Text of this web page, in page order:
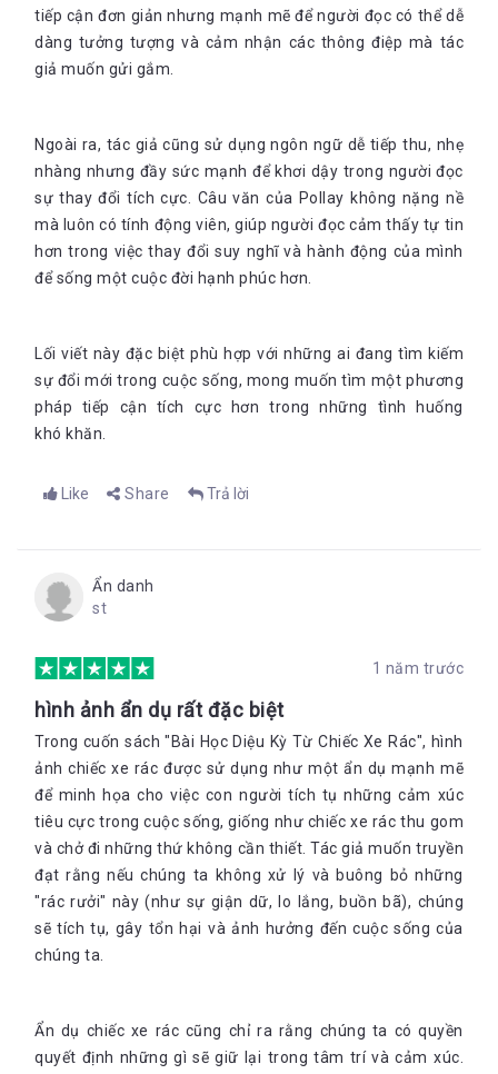
tiếp cận đơn giản nhưng mạnh mẽ để người đọc có thể dễ
dàng tưởng tượng và cảm nhận các thông điệp mà tác
giả muốn gửi gắm.
Ngoài ra, tác giả cũng sử dụng ngôn ngữ dễ tiếp thu, nhẹ
nhàng nhưng đầy sức mạnh để khơi dậy trong người đọc
sự thay đổi tích cực. Câu văn của Pollay không nặng nề
mà luôn có tính động viên, giúp người đọc cảm thấy tự tin
hơn trong việc thay đổi suy nghĩ và hành động của mình
để sống một cuộc đời hạnh phúc hơn.
Lối viết này đặc biệt phù hợp với những ai đang tìm kiếm
sự đổi mới trong cuộc sống, mong muốn tìm một phương
pháp tiếp cận tích cực hơn trong những tình huống
khó khăn.
Like Share Trả lời
Ẩn danh
st
1 năm trước
hình ảnh ẩn dụ rất đặc biệt
Trong cuốn sách "Bài Học Diệu Kỳ Từ Chiếc Xe Rác", hình
ảnh chiếc xe rác được sử dụng như một ẩn dụ mạnh mẽ
để minh họa cho việc con người tích tụ những cảm xúc
tiêu cực trong cuộc sống, giống như chiếc xe rác thu gom
và chở đi những thứ không cần thiết. Tác giả muốn truyền
đạt rằng nếu chúng ta không xử lý và buông bỏ những
"rác rưởi" này (như sự giận dữ, lo lắng, buồn bã), chúng
sẽ tích tụ, gây tổn hại và ảnh hưởng đến cuộc sống của
chúng ta.
Ẩn dụ chiếc xe rác cũng chỉ ra rằng chúng ta có quyền
quyết định những gì sẽ giữ lại trong tâm trí và cảm xúc.